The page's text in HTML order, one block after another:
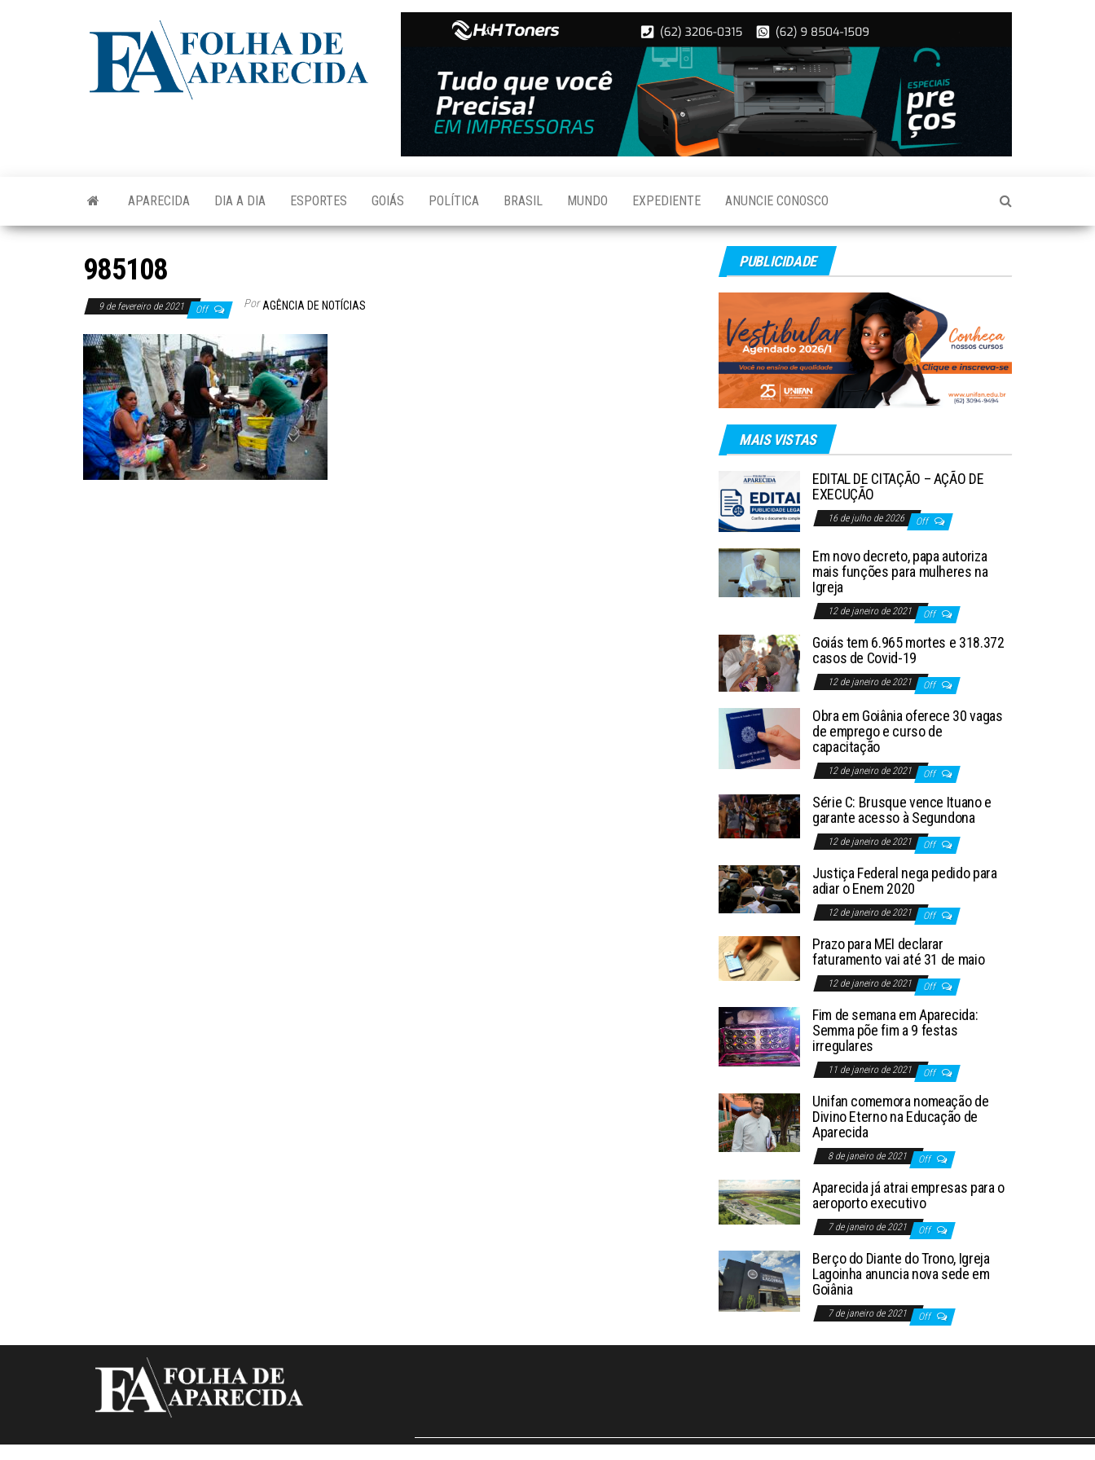
Aparecida
APARECIDA DIA A DIA ESPORTES GOIÁS POLÍTICA BRASIL MUNDO EXPEDIENTE ANUNCIE CONOSCO
985108
9 de fevereiro de 2021 Off Por AGÊNCIA DE NOTÍCIAS
PUBLICIDADE
MAIS VISTAS
EDITAL DE CITAÇÃO – AÇÃO DE
EXECUÇÃO
16 de julho de 2026 Off
Em novo decreto, papa autoriza
mais funções para mulheres na
Igreja
12 de janeiro de 2021 Off
Goiás tem 6.965 mortes e 318.372
casos de Covid-19
12 de janeiro de 2021 Off
Obra em Goiânia oferece 30 vagas
de emprego e curso de
capacitação
12 de janeiro de 2021 Off
Série C: Brusque vence Ituano e
garante acesso à Segundona
12 de janeiro de 2021 Off
Justiça Federal nega pedido para
adiar o Enem 2020
12 de janeiro de 2021 Off
Prazo para MEI declarar
faturamento vai até 31 de maio
12 de janeiro de 2021 Off
Fim de semana em Aparecida:
Semma põe fim a 9 festas
irregulares
11 de janeiro de 2021 Off
Unifan comemora nomeação de
Divino Eterno na Educação de
Aparecida
8 de janeiro de 2021 Off
Aparecida já atrai empresas para o
aeroporto executivo
7 de janeiro de 2021 Off
Berço do Diante do Trono, Igreja
Lagoinha anuncia nova sede em
Goiânia
7 de janeiro de 2021 Off